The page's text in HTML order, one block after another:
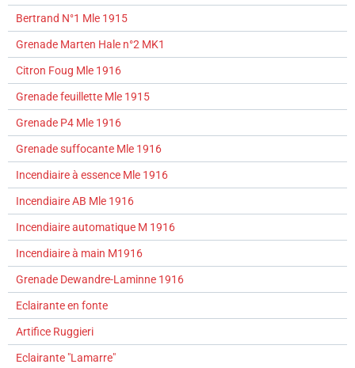
Bertrand N°1 Mle 1915
Grenade Marten Hale n°2 MK1
Citron Foug Mle 1916
Grenade feuillette Mle 1915
Grenade P4 Mle 1916
Grenade suffocante Mle 1916
Incendiaire à essence Mle 1916
Incendiaire AB Mle 1916
Incendiaire automatique M 1916
Incendiaire à main M1916
Grenade Dewandre-Laminne 1916
Eclairante en fonte
Artifice Ruggieri
Eclairante "Lamarre"